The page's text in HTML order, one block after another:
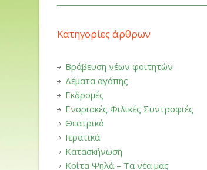
Κατηγορίες άρθρων
Βράβευση νέων φοιτητών
Δέματα αγάπης
Εκδρομές
Ενοριακές Φιλικές Συντροφιές
Θεατρικό
Ιερατικά
Κατασκήνωση
Κοίτα Ψηλά – Τα νέα μας